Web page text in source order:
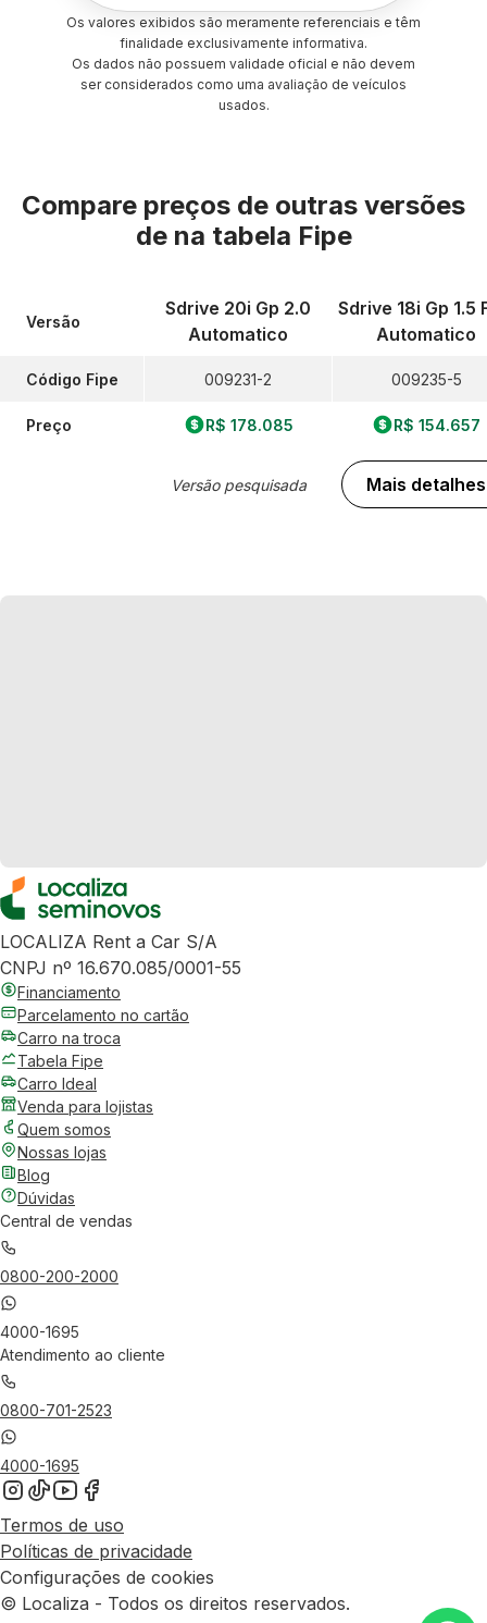
Os valores exibidos são meramente referenciais e têm
finalidade exclusivamente informativa.
Os dados não possuem validade oficial e não devem
ser considerados como uma avaliação de veículos
usados.
Compare preços de outras versões
de na tabela Fipe
Versão
Código Fipe
Preço
Sdrive 20i Gp 2.0
Automatico
009231-2
R$ 178.085
Versão pesquisada
Sdrive 18i Gp 1.5
Automatico
009235-5
R$ 154.657
Mais detalhes
LOCALIZA Rent a Car S/A
CNPJ nº 16.670.085/0001-55
Financiamento
Parcelamento no cartão
Carro na troca
Tabela Fipe
Carro Ideal
Venda para lojistas
Quem somos
Nossas lojas
Blog
Dúvidas
Central de vendas
0800-200-2000
4000-1695
Atendimento ao cliente
0800-701-2523
4000-1695
Termos de uso
Políticas de privacidade
Configurações de cookies
© Localiza - Todos os direitos reservados.